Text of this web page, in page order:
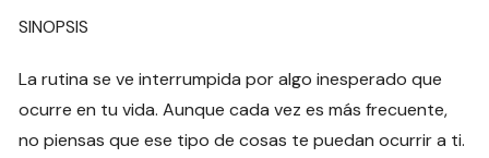
SINOPSIS
La rutina se ve interrumpida por algo inesperado que
ocurre en tu vida. Aunque cada vez es más frecuente,
no piensas que ese tipo de cosas te puedan ocurrir a ti.